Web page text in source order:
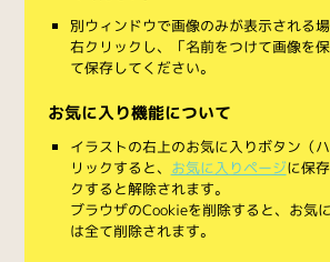
別ウィンドウで画像のみが表示される
右クリックし、「名前をつけて画像を
て保存してください。
お気に入り機能について
イラストの右上のお気に入りボタン（
リックすると、 お気に入りページに保
クすると解除されます。
ブラウザのCookieを削除すると、お気
は全て削除されます。